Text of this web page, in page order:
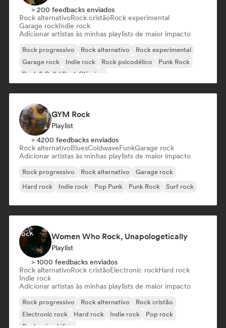
> 200 feedbacks enviados
Rock alternativoRock cristãoRock experimental
Garage rockIndie rock
Adicionar artistas às minhas playlists de maior impacto
Rock progressivo Rock alternativo
Rock experimental
Garage rock
Indie rock Rock psicodélico
Punk Rock
Rock & Roll / Rock Clássico
GYM Rock
Playlist
> 4200 feedbacks enviados
Rock alternativoBluesColdwaveFunkGarage rock
Adicionar artistas às minhas playlists de maior impacto
Rock progressivo Rock alternativo
Garage rock
Hard rock
Indie rock Pop Punk Punk Rock Surf rock
Women Who Rock, Unapologetically
Playlist
> 1000 feedbacks enviados
Rock alternativoRock cristãoElectronic rockHard rock
Indie rock
Adicionar artistas às minhas playlists de maior impacto
Rock progressivo Rock alternativo
Rock cristão
Electronic rock
Hard rock Indie rock
Pop rock
Rock psicodélico